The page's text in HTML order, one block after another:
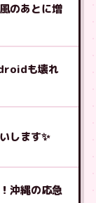
のあとに増
も壊れ
します✨
沖縄の応急